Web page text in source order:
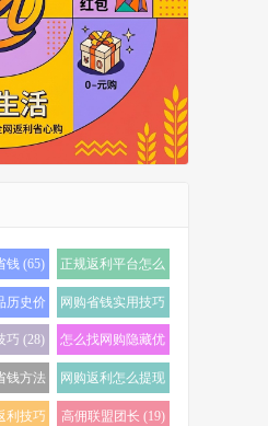
钱 (65)
正规返利平台怎么
选 (56)
历史价
网购省钱实用技巧
(35)
巧 (28)
怎么找网购隐藏优
惠券 (24)
钱方法
网购返利怎么提现
(21)
利技巧
高佣联盟团长 (19)